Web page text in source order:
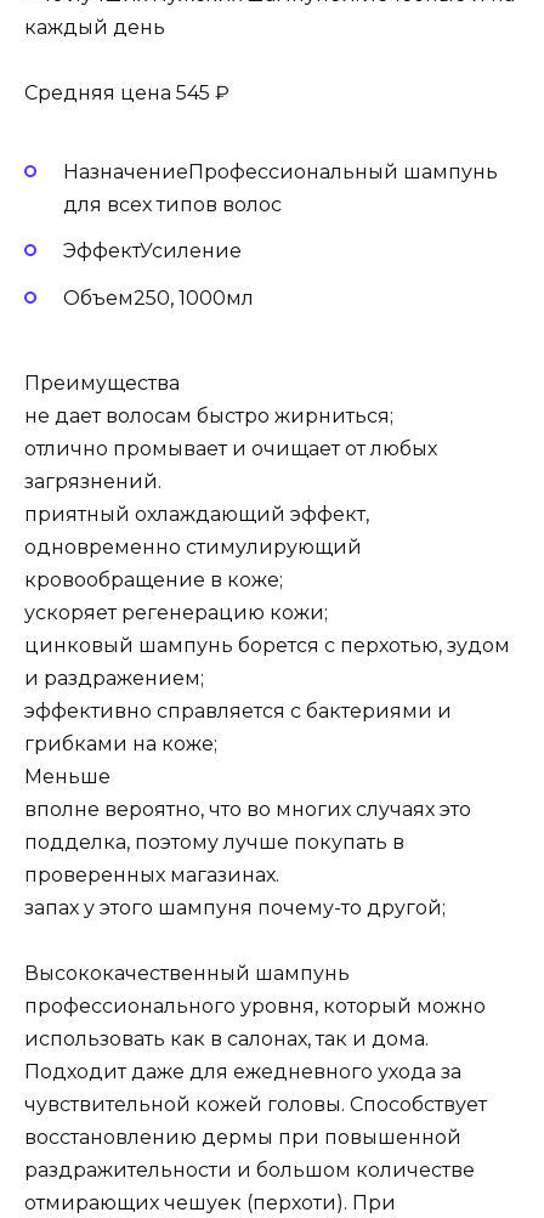
Средняя цена 545 ₽
НазначениеПрофессиональный шампунь
для всех типов волос
ЭффектУсиление
Объем250, 1000мл
Преимущества
не дает волосам быстро жирниться;
отлично промывает и очищает от любых
загрязнений.
приятный охлаждающий эффект,
одновременно стимулирующий
кровообращение в коже;
ускоряет регенерацию кожи;
цинковый шампунь борется с перхотью, зудом
и раздражением;
эффективно справляется с бактериями и
грибками на коже;
Меньше
вполне вероятно, что во многих случаях это
подделка, поэтому лучше покупать в
проверенных магазинах.
запах у этого шампуня почему-то другой;
Высококачественный шампунь
профессионального уровня, который можно
использовать как в салонах, так и дома.
Подходит даже для ежедневного ухода за
чувствительной кожей головы. Способствует
восстановлению дермы при повышенной
раздражительности и большом количестве
отмирающих чешуек (перхоти). При